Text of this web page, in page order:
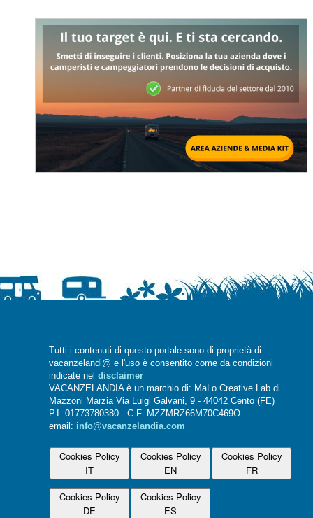
Tutti i contenuti di questo portale sono di proprietà di
vacanzelandi@ e l'uso è consentito come da condizioni
indicate nel disclaimer
VACANZELANDIA è un marchio di: MaLo Creative Lab di
Mazzoni Marzia Via Luigi Galvani, 9 - 44042 Cento (FE)
P.I. 01773780380 - C.F. MZZMRZ66M70C469O -
email: info@vacanzelandia.com
Cookies Policy
IT
Cookies Policy
EN
Cookies Policy
FR
Cookies Policy
DE
Cookies Policy
ES